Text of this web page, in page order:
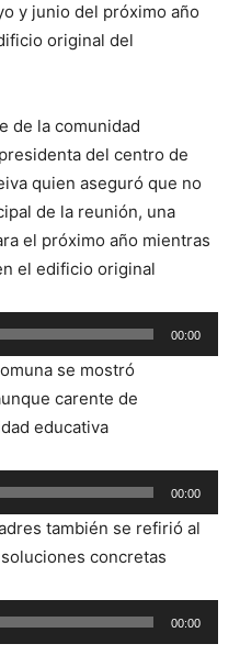
y junio del próximo año
original del
de la comunidad
del centro de
quien aseguró que no
de la reunión, una
el próximo año mientras
el edificio original
00:00
se mostró
carente de
educativa
00:00
también se refirió al
concretas
00:00